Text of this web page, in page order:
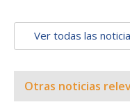
Ver todas las
Otras noticias